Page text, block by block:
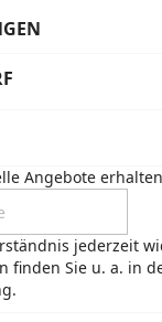
Angebote
jederzeit
finden Sie u. a. in